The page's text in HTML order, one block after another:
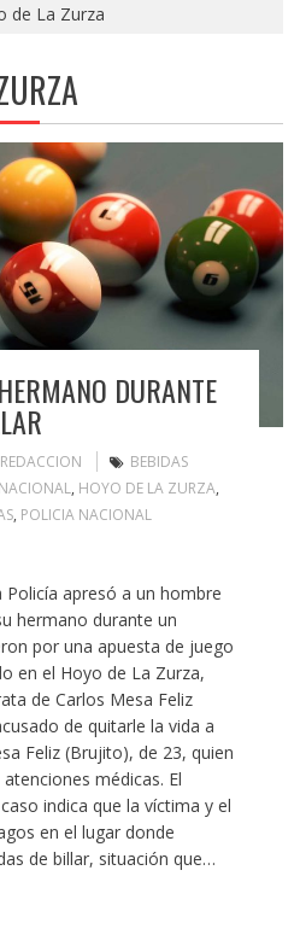
de La Zurza
DURANTE
REDACCION
BEBIDAS
, HOYO DE LA ZURZA,
, POLICIA NACIONAL
Policía apresó a un hombre
hermano durante un
por una apuesta de juego
en el Hoyo de La Zurza,
de Carlos Mesa Feliz
de quitarle la vida a
Feliz (Brujito), de 23, quien
médicas. El
indica que la víctima y el
en el lugar donde
de billar, situación que…